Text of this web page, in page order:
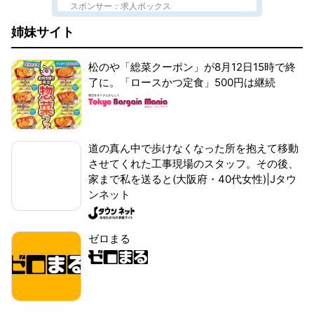
スポンサー：求人ボックス
姉妹サイト
松のや「総菜クーポン」が8月12日15時で終
了に。「ロースかつ定食」500円は継続
道の真ん中で歩けなくなった所を抱えて移動
させてくれた工事現場のスタッフ。その後、
家まで私を送ると(大阪府・40代女性)|Jタウ
ンネット
ゼロまる